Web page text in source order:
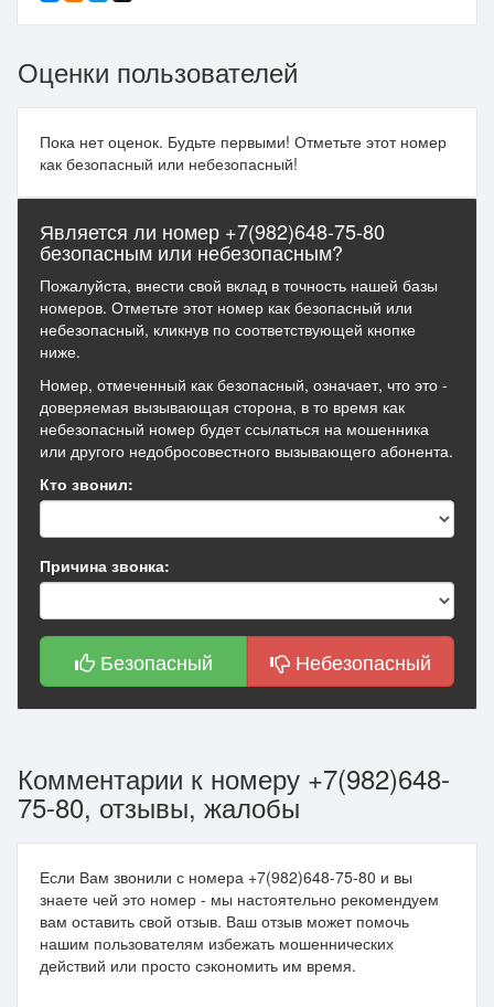
Оценки пользователей
Пока нет оценок. Будьте первыми! Отметьте этот номер
как безопасный или небезопасный!
Является ли номер +7(982)648-75-80
безопасным или небезопасным?
Пожалуйста, внести свой вклад в точность нашей базы
номеров. Отметьте этот номер как безопасный или
небезопасный, кликнув по соответствующей кнопке
ниже.
Номер, отмеченный как безопасный, означает, что это -
доверяемая вызывающая сторона, в то время как
небезопасный номер будет ссылаться на мошенника
или другого недобросовестного вызывающего абонента.
Кто звонил:
Причина звонка:
Безопасный Небезопасный
Комментарии к номеру +7(982)648-
75-80, отзывы, жалобы
Если Вам звонили с номера +7(982)648-75-80 и вы
знаете чей это номер - мы настоятельно рекомендуем
вам оставить свой отзыв. Ваш отзыв может помочь
нашим пользователям избежать мошеннических
действий или просто сэкономить им время.